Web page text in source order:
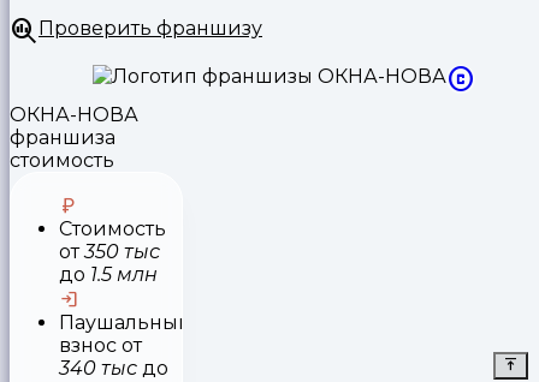
Проверить франшизу
ОКНА-НОВА
франшиза
стоимость
Стоимость
от350 тыс
до 1.5 млн
Паушальный
взнос от
340 тыс до